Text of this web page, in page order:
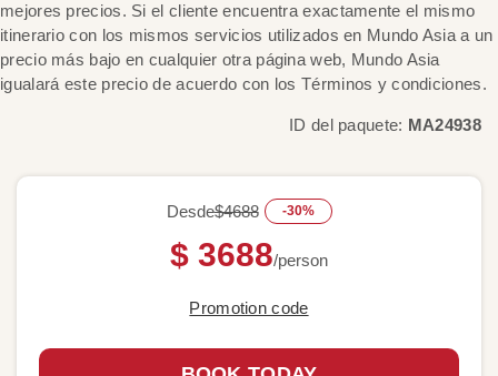
mejores precios. Si el cliente encuentra exactamente el mismo
itinerario con los mismos servicios utilizados en Mundo Asia a un
precio más bajo en cualquier otra página web, Mundo Asia
igualará este precio de acuerdo con los Términos y condiciones.
ID del paquete: MA24938
Desde$4688 -30%
$ 3688/person
Promotion code